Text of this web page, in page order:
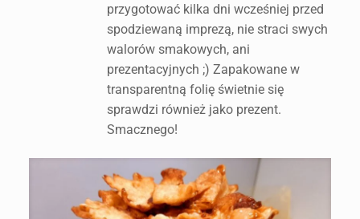
przygotować kilka dni wcześniej przed
spodziewaną imprezą, nie straci swych
walorów smakowych, ani
prezentacyjnych ;) Zapakowane w
transparentną folię świetnie się
sprawdzi również jako prezent.
Smacznego!